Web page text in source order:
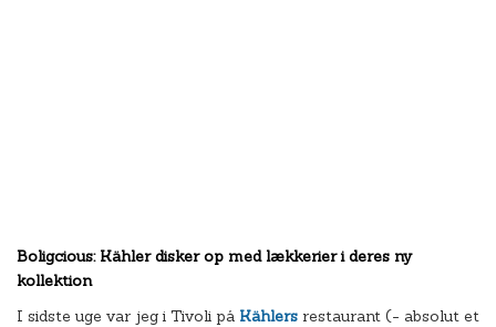
Boligcious: Kähler disker op med lækkerier i deres ny
kollektion
I sidste uge var jeg i Tivoli på Kählers restaurant (- absolut et